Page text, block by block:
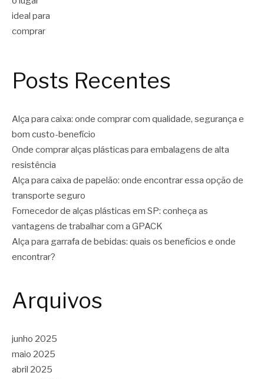
Posts Recentes
Alça para caixa: onde comprar com qualidade, segurança e
bom custo-benefício
Onde comprar alças plásticas para embalagens de alta
resistência
Alça para caixa de papelão: onde encontrar essa opção de
transporte seguro
Fornecedor de alças plásticas em SP: conheça as
vantagens de trabalhar com a GPACK
Alça para garrafa de bebidas: quais os benefícios e onde
encontrar?
Arquivos
junho 2025
maio 2025
abril 2025